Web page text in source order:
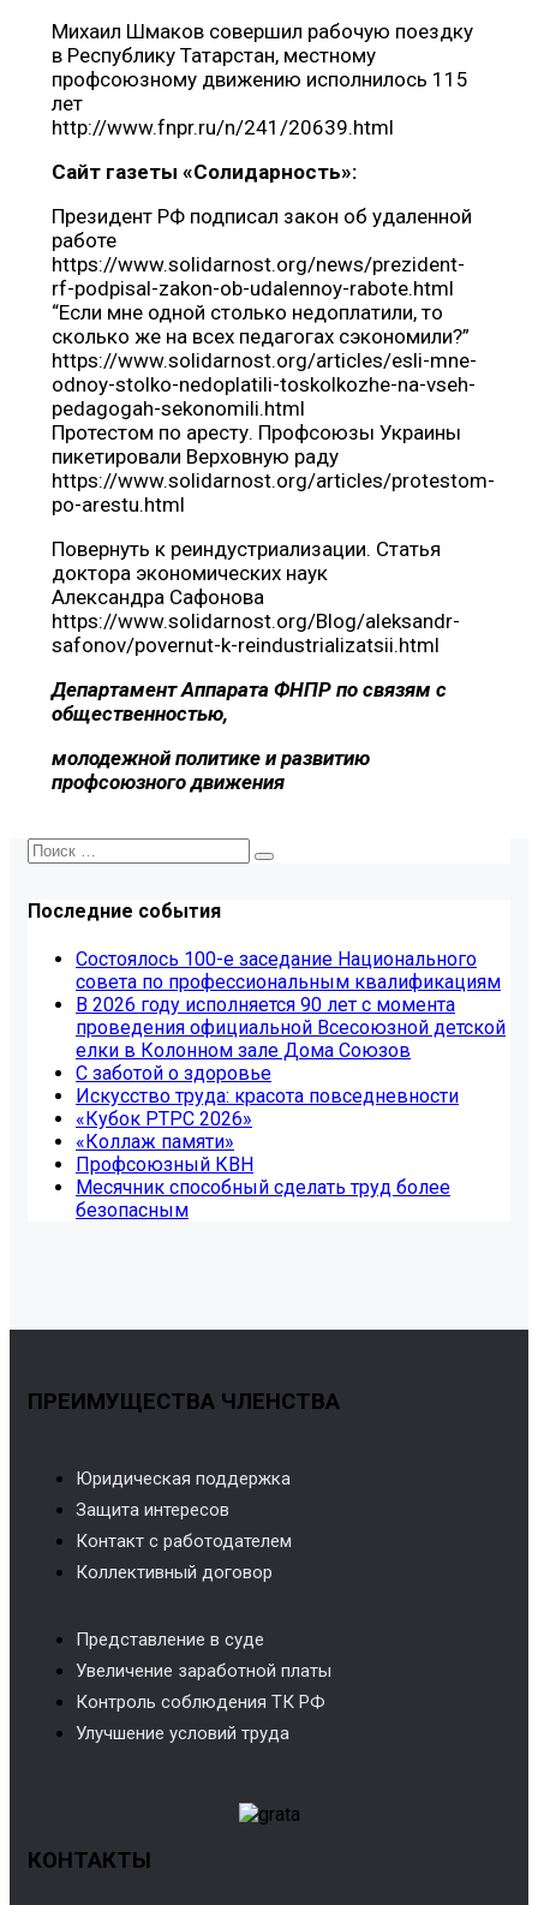
Михаил Шмаков совершил рабочую поездку
в Республику Татарстан, местному
профсоюзному движению исполнилось 115
лет
http://www.fnpr.ru/n/241/20639.html
Сайт газеты «Солидарность»:
Президент РФ подписал закон об удаленной
работе
https://www.solidarnost.org/news/prezident-
rf-podpisal-zakon-ob-udalennoy-rabote.html
“Если мне одной столько недоплатили, то
сколько же на всех педагогах сэкономили?”
https://www.solidarnost.org/articles/esli-mne-
odnoy-stolko-nedoplatili-toskolkozhe-na-vseh-
pedagogah-sekonomili.html
Протестом по аресту. Профсоюзы Украины
пикетировали Верховную раду
https://www.solidarnost.org/articles/protestom-
po-arestu.html
Повернуть к реиндустриализации. Статья
доктора экономических наук
Александра Сафонова
https://www.solidarnost.org/Blog/aleksandr-
safonov/povernut-k-reindustrializatsii.html
Департамент Аппарата ФНПР по связям с
общественностью,
молодежной политике и развитию
профсоюзного движения
Последние события
Состоялось 100-е заседание Национального
совета по профессиональным квалификациям
В 2026 году исполняется 90 лет с момента
проведения официальной Всесоюзной детской
елки в Колонном зале Дома Союзов
С заботой о здоровье
Искусство труда: красота повседневности
«Кубок РТРС 2026»
«Коллаж памяти»
Профсоюзный КВН
Месячник способный сделать труд более
безопасным
ПРЕИМУЩЕСТВА ЧЛЕНСТВА
Юридическая поддержка
Защита интересов
Контакт с работодателем
Коллективный договор
Представление в суде
Увеличение заработной платы
Контроль соблюдения ТК РФ
Улучшение условий труда
КОНТАКТЫ